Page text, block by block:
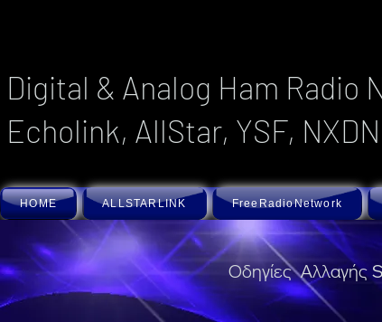
HOME ALLSTARLINK FreeRadioNetwork
Digital & Analog Ham Radio
Echolink, AllStar, YSF,
Οδηγίες